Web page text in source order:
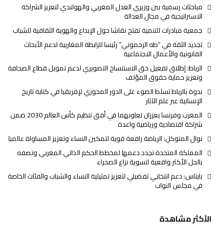
مباحثات رسمية بين وزيري العدل المغربي والهولندي لتعزيز الشراكة
الاستراتيجية في مجال العدالة
جمعية مبادرات للتنمية تفتح نقاشا حول الإبداع والهوية الثقافية للشباب
تجديد الثقة في “طه الرحموني” رئيسا للرابطة المغاربية لدعم الأبحاث
القانونية والأعمال الاجتماعية
الرباط: إطلاق تفعيل حق الاستنساخ التصويري لدعم تمويل قطاع الصحافة
وتعزيز حماية حقوق المؤلف
ندوة بالرباط تسلط الضوء على الدور المحوري لإفريقيا في كتابة تاريخ
الإنسانية عبر علم الآثار
المغرب وفرنسا يعززان تعاونهما في أفق تنظيم كأس العالم 2030 ضمن
شراكة اقتصادية ورياضية واعدة
نوال المتوكل: الرياضة رافعة قوية لتمكين النساء وتعزيز المساواة عالميا
المملكة المتحدة تجدد دعمها لمخطط الحكم الذاتي المغربي وتصفه
بالحل الأكثر واقعية لتسوية نزاع الصحراء
بايتاس: دعم انتخابي تفضيلي لتعزيز تمثيلية النساء والشباب والفئات الخاصة
في مجلس النواب
الأكثر مشاهدة